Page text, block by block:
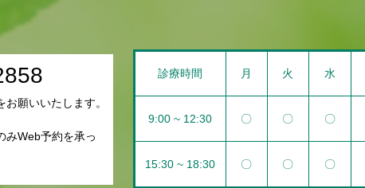
願いいたします。
みWeb予約を承っ
診療時間 月 火 水
9:00 ~ 12:30 〇 〇 〇
15:30 ~ 18:30 〇 〇 〇